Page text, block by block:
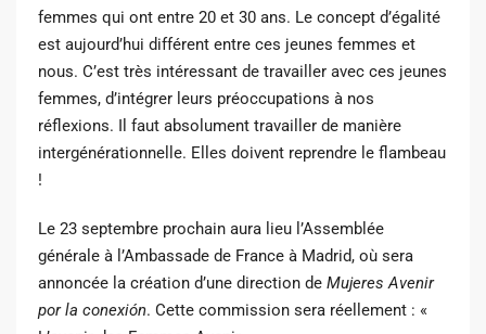
femmes qui ont entre 20 et 30 ans. Le concept d’égalité
est aujourd’hui différent entre ces jeunes femmes et
nous. C’est très intéressant de travailler avec ces jeunes
femmes, d’intégrer leurs préoccupations à nos
réflexions. Il faut absolument travailler de manière
intergénérationnelle. Elles doivent reprendre le flambeau
!
Le 23 septembre prochain aura lieu l’Assemblée
générale à l’Ambassade de France à Madrid, où sera
annoncée la création d’une direction de Mujeres Avenir
por la conexión. Cette commission sera réellement : «